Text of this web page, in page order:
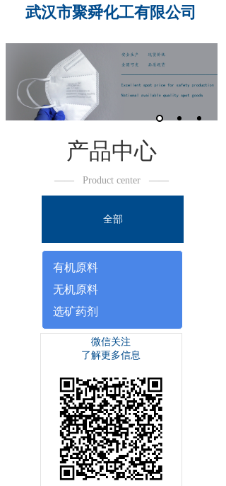
武汉市聚舜化工有限公司
产品中心
—— Product center ——
全部
有机原料
无机原料
选矿药剂
微信关注
了解更多信息